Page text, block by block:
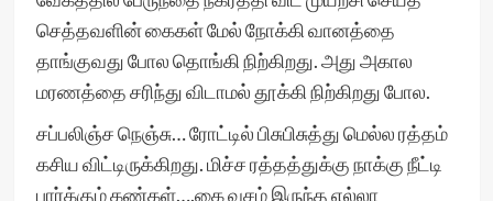
செத்தவளின் கைகள் மேல் நோக்கி வானத்தை
தாங்குவது போல தொங்கி நிற்கிறது. அது அகால
மரணத்தை சரிந்து விடாமல் தூக்கி நிற்கிறது போல.
சப்பலிஞ்ச நெஞ்சு… ரோட்டில் பிசுபிசுத்து மெல்ல ரத்தம்
கசிய விட்டிருக்கிறது. மிச்ச ரத்தத்துக்கு நாக்கு நீட்டி
பார்க்கும் கண்கள்….கை வசம் இருந்த எல்லா